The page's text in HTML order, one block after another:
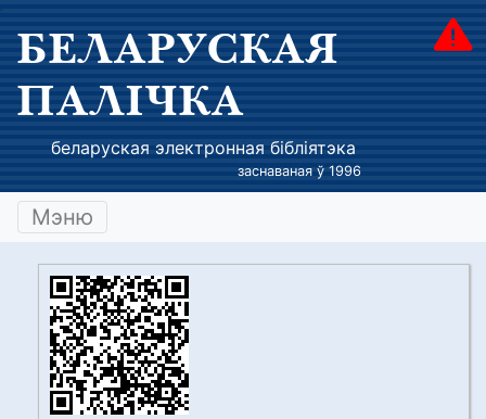
БЕЛАРУСКАЯ
ПАЛІЧКА
беларуская электронная бібліятэка
заснаваная ў 1996
Мэню